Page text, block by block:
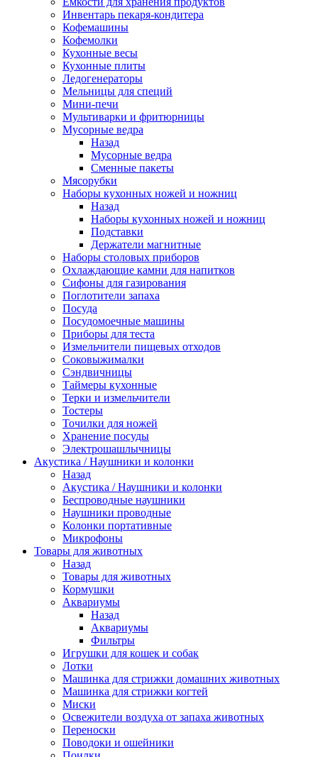
Инвентарь пекаря-кондитера
Кофемашины
Кофемолки
Кухонные весы
Кухонные плиты
Ледогенераторы
Мельницы для специй
Мини-печи
Мультиварки и фритюрницы
Мусорные ведра
Назад
Мусорные ведра
Сменные пакеты
Мясорубки
Наборы кухонных ножей и ножниц
Назад
Наборы кухонных ножей и ножниц
Подставки
Держатели магнитные
Наборы столовых приборов
Охлаждающие камни для напитков
Сифоны для газирования
Поглотители запаха
Посуда
Посудомоечные машины
Приборы для теста
Измельчители пищевых отходов
Cоковыжималки
Сэндвичницы
Таймеры кухонные
Терки и измельчители
Тостеры
Точилки для ножей
Хранение посуды
Электрошашлычницы
Акустика / Наушники и колонки
Назад
Акустика / Наушники и колонки
Беспроводные наушники
Наушники проводные
Колонки портативные
Микрофоны
Товары для животных
Назад
Товары для животных
Кормушки
Аквариумы
Назад
Аквариумы
Фильтры
Игрушки для кошек и собак
Лотки
Машинка для стрижки домашних животных
Машинка для стрижки когтей
Миски
Освежители воздуха от запаха животных
Переноски
Поводоки и ошейники